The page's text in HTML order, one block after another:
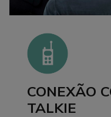
CONEXÃO
TALKIE